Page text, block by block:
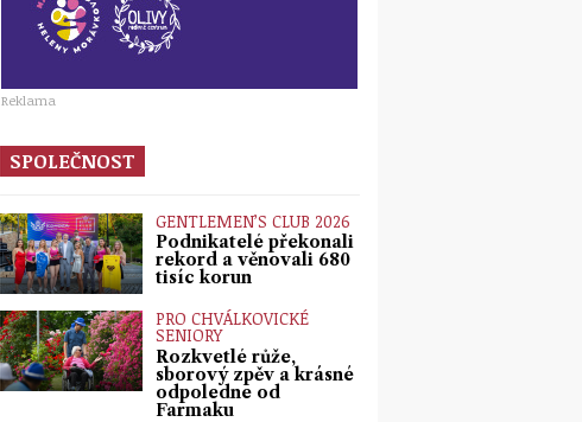
Reklama
SPOLEČNOST
GENTLEMEN’S CLUB 2026
Podnikatelé překonali
rekord a věnovali 680
tisíc korun
PRO CHVÁLKOVICKÉ
SENIORY
Rozkvetlé růže,
sborový zpěv a krásné
odpoledne od
Farmaku